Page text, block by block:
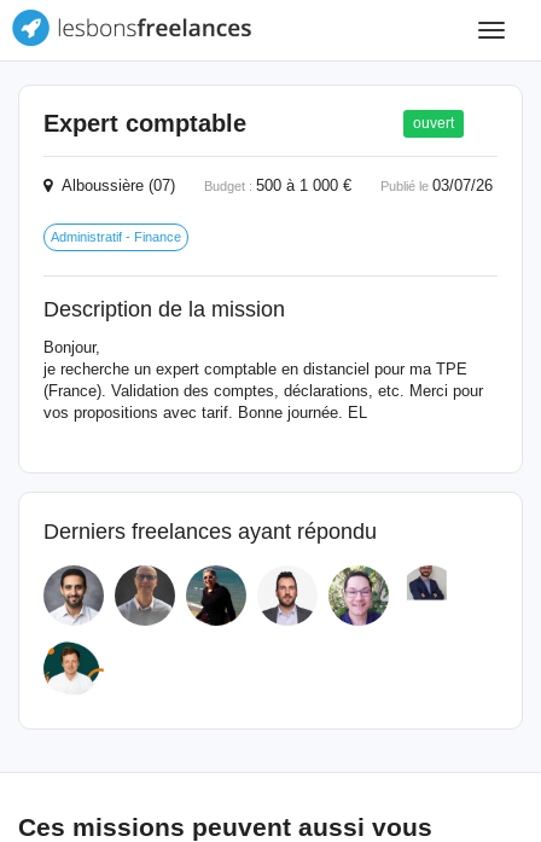
Toggle
Expert comptable ouvert
Alboussière (07) Budget : 500 à 1 000 € Publié le 03/07/26
Administratif - Finance
Description de la mission
Bonjour,
je recherche un expert comptable en distanciel pour ma TPE
(France). Validation des comptes, déclarations, etc. Merci pour
vos propositions avec tarif. Bonne journée. EL
Derniers freelances ayant répondu
Ces missions peuvent aussi vous